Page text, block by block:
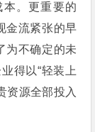
。更重要的
金流紧张的早
为不确定的未
得以“轻装上
资源全部投入